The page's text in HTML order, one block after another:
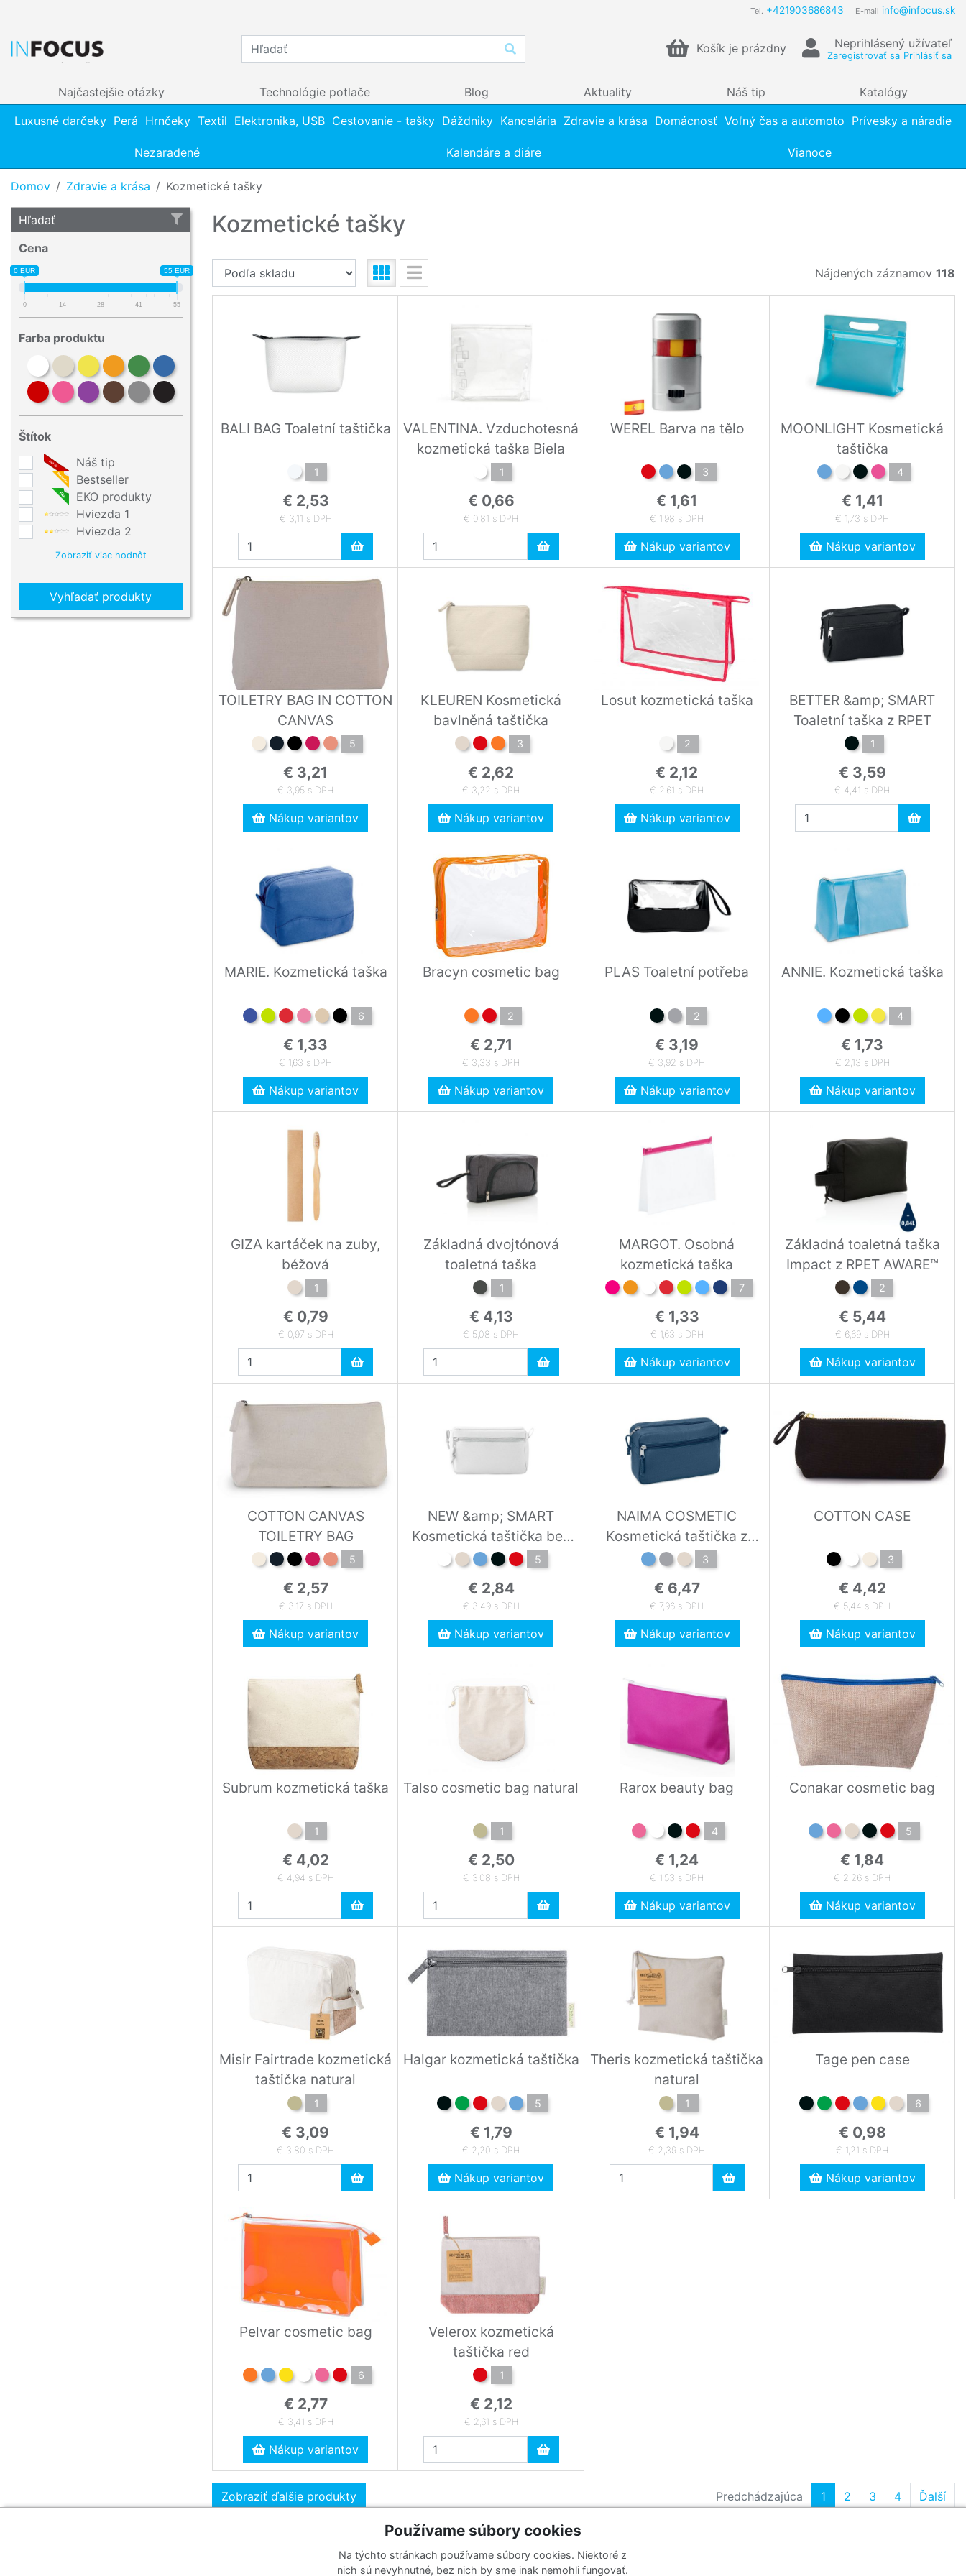
Tel. +421903686843 E-mail info@infocus.sk
Košík je prázdny Neprihlásený užívateľ
Zaregistrovať sa Prihlásiť sa
Najčastejšie otázky Technológie potlače Blog Aktuality Náš tip
Katalógy
Luxusné darčeky Perá Hrnčeky Textil Elektronika, USB Cestovanie - tašky Dáždniky Kancelária Zdravie a krása Domácnosť Voľný čas a automoto Prívesky a náradie
Nezaradené Kalendáre a diáre Vianoce
Domov Zdravie a krása Kozmetické tašky
Hľadať
Cena
0 EUR 55 EUR
0 14 28 41 55
Farba produktu
Štítok
Náš tip
Bestseller
EKO produkty
Hviezda 1
Hviezda 2
Zobraziť viac hodnôt
Vyhľadať produkty
Kozmetické tašky
Nájdených záznamov 118
BALI BAG Toaletní taštička
1
€ 2,53
€ 3,11 s DPH
VALENTINA. Vzduchotesná
kozmetická taška Biela
1
€ 0,66
€ 0,81 s DPH
WEREL Barva na tělo
3
€ 1,61
€ 1,98 s DPH
Nákup variantov
MOONLIGHT Kosmetická
taštička
4
€ 1,41
€ 1,73 s DPH
Nákup variantov
TOILETRY BAG IN COTTON
CANVAS
5
€ 3,21
€ 3,95 s DPH
Nákup variantov
KLEUREN Kosmetická
bavlněná taštička
3
€ 2,62
€ 3,22 s DPH
Nákup variantov
Losut kozmetická taška
2
€ 2,12
€ 2,61 s DPH
Nákup variantov
BETTER &amp; SMART
Toaletní taška z RPET
1
€ 3,59
€ 4,41 s DPH
MARIE. Kozmetická taška
6
€ 1,33
€ 1,63 s DPH
Nákup variantov
Bracyn cosmetic bag
2
€ 2,71
€ 3,33 s DPH
Nákup variantov
PLAS Toaletní potřeba
2
€ 3,19
€ 3,92 s DPH
Nákup variantov
ANNIE. Kozmetická taška
4
€ 1,73
€ 2,13 s DPH
Nákup variantov
GIZA kartáček na zuby,
béžová
1
€ 0,79
€ 0,97 s DPH
Základná dvojtónová
toaletná taška
1
€ 4,13
€ 5,08 s DPH
MARGOT. Osobná
kozmetická taška
7
€ 1,33
€ 1,63 s DPH
Nákup variantov
Základná toaletná taška
Impact z RPET AWARE™
2
€ 5,44
€ 6,69 s DPH
Nákup variantov
COTTON CANVAS
TOILETRY BAG
5
€ 2,57
€ 3,17 s DPH
Nákup variantov
NEW &amp; SMART
Kosmetická taštička bez
PVC
5
€ 2,84
€ 3,49 s DPH
Nákup variantov
NAIMA COSMETIC
Kosmetická taštička z
konopí 3
€ 6,47
€ 7,96 s DPH
Nákup variantov
COTTON CASE
3
€ 4,42
€ 5,44 s DPH
Nákup variantov
Subrum kozmetická taška
1
€ 4,02
€ 4,94 s DPH
Talso cosmetic bag natural
1
€ 2,50
€ 3,08 s DPH
Rarox beauty bag
4
€ 1,24
€ 1,53 s DPH
Nákup variantov
Conakar cosmetic bag
5
€ 1,84
€ 2,26 s DPH
Nákup variantov
Misir Fairtrade kozmetická
taštička natural
1
€ 3,09
€ 3,80 s DPH
Halgar kozmetická taštička
5
€ 1,79
€ 2,20 s DPH
Nákup variantov
Theris kozmetická taštička
natural
1
€ 1,94
€ 2,39 s DPH
Tage pen case
6
€ 0,98
€ 1,21 s DPH
Nákup variantov
Pelvar cosmetic bag
6
€ 2,77
€ 3,41 s DPH
Nákup variantov
Velerox kozmetická
taštička red
1
€ 2,12
€ 2,61 s DPH
Zobraziť ďalšie produkty Predchádzajúca 1 2 3 4 Ďalší
Katalógy
Prihlásiť sa k odberu noviniek
Používame súbory cookies
Na týchto stránkach používame súbory cookies. Niektoré z
nich sú nevyhnutné, bez nich by sme inak nemohli fungovať.